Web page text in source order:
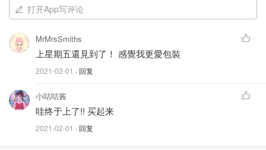
打开App写评论
MrMrsSmiths
上星期五還見到了！ 感覺我更愛包裝
2021-02-01 · 回复
小咕咕酱
哇终于上了!! 买起来
2021-02-01 · 回复